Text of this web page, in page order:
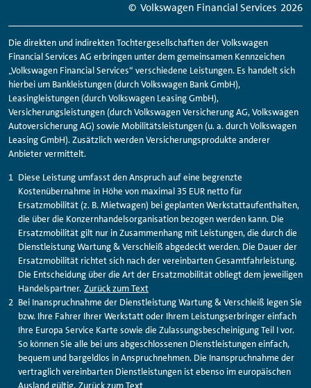
© Volkswagen Financial Services 2026
Die direkten und indirekten Tochtergesellschaften der Volkswagen
FinancialServices AG erbringen unter dem gemeinsamen Kennzeichen
„Volkswagen FinancialServices“ verschiedene Leistungen. Es handelt sich
hierbei um Bankleistungen (durch Volkswagen Bank GmbH),
Leasingleistungen (durch Volkswagen Leasing GmbH),
Versicherungsleistungen (durch Volkswagen Versicherung AG, Volkswagen
Autoversicherung AG) sowie Mobilitätsleistungen (u. a. durch Volkswagen
Leasing GmbH). Zusätzlich werden Versicherungsprodukte anderer
Anbieter vermittelt.
Diese Leistung umfasst den Anspruch auf eine begrenzte
Kostenübernahme in Höhe von maximal 35 EUR netto für
Ersatzmobilität (z. B. Mietwagen) bei geplanten Werkstattaufenthalten,
die über die Konzernhandelsorganisation bezogen werden kann. Die
Ersatzmobilität gilt nur in Zusammenhang mit Leistungen, die durch die
Dienstleistung Wartung & Verschleiß abgedeckt werden. Die Dauer der
Ersatzmobilität richtet sich nach der vereinbarten Gesamtfahrleistung.
Die Entscheidung über die Art der Ersatzmobilität obliegt dem jeweiligen
Handelspartner. Zurück zum Text
Bei Inanspruchnahme der Dienstleistung Wartung & Verschleiß legen Sie
bzw. Ihre Fahrer Ihrer Werkstatt oder Ihrem Leistungserbringer einfach
Ihre Europa Service Karte sowie die Zulassungsbescheinigung Teil I vor.
So können Sie alle bei uns abgeschlossenen Dienstleistungen einfach,
bequem und bargeldlos in Anspruchnehmen. Die Inanspruchnahme der
vertraglich vereinbarten Dienstleistungen ist ebenso im europäischen